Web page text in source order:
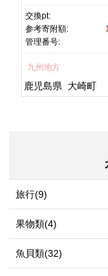
なぎ 鰻 ウナギ 蒲
焼 かばやき 魚 魚
鮮 うな重 ひつま
焼 訳あり ギフト
半島 A703
交換pt:
参考寄附額:
管理番号:
九州地方
鹿児島県 大崎町
旅行(9)
果物類(4)
魚貝類(32)